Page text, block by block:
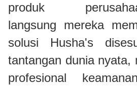
produk
langsung mereka
solusi Husha's
tantangan dunia nyata,
profesional